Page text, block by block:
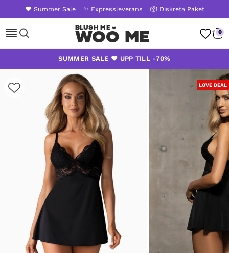
❤️ Summer Sale ✨ Expressleverans 📦 Diskreta Paket
Woo Me 0
SUMMER SALE ❤️ UPP TILL -70%
LOVE DEAL